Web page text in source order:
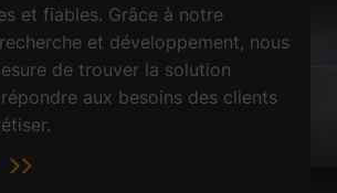
et fiables. Grâce à notre
et développement, nous
de trouver la solution
aux besoins des clients